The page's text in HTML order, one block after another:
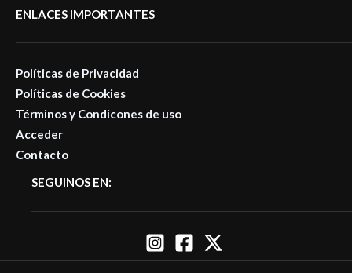
ENLACES IMPORTANTES
Políticas de Privacidad
Políticas de Cookies
Términos y Condicones de uso
Acceder
Contacto
SEGUINOS EN: